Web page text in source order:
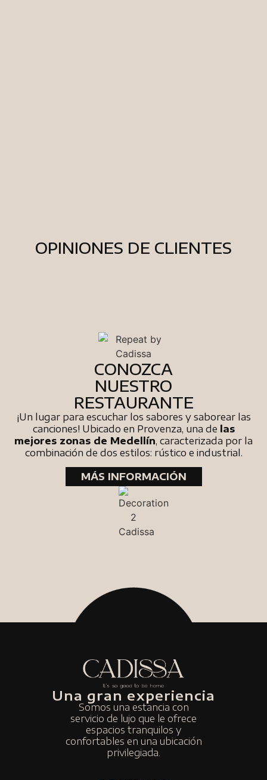
OPINIONES DE CLIENTES
CONOZCA
NUESTRO
RESTAURANTE
¡Un lugar para escuchar los sabores y saborear las
canciones! Ubicado en Provenza, una de las
mejores zonas de Medellín, caracterizada por la
combinación de dos estilos: rústico e industrial.
MÁS INFORMACIÓN
Una gran experiencia
Somos una estancia con
servicio de lujo que le ofrece
espacios tranquilos y
confortables en una ubicación
privilegiada.